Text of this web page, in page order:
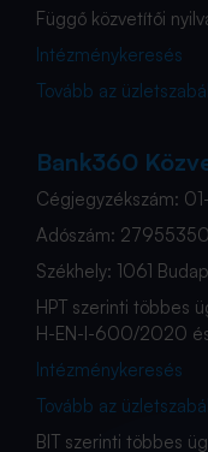
Függő közvetítői
Intézménykeresés
Tovább az
Bank360
Cégjegyzékszám:
Adószám:
Székhely: 1061
HPT szerinti többes
H-EN-I-600/2020
Intézménykeresés
Tovább az
BIT szerinti többes